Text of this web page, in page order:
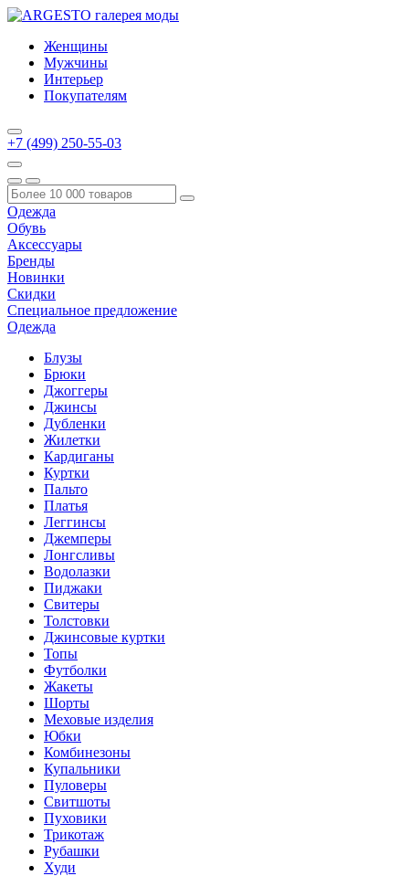
Женщины
Мужчины
Интерьер
Покупателям
+7 (499) 250-55-03
Одежда
Обувь
Аксессуары
Бренды
Новинки
Скидки
Специальное предложение
Одежда
Блузы
Брюки
Джоггеры
Джинсы
Дубленки
Жилетки
Кардиганы
Куртки
Пальто
Платья
Леггинсы
Джемперы
Лонгсливы
Водолазки
Пиджаки
Свитеры
Толстовки
Джинсовые куртки
Топы
Футболки
Жакеты
Шорты
Меховые изделия
Юбки
Комбинезоны
Купальники
Пуловеры
Свитшоты
Пуховики
Трикотаж
Рубашки
Худи